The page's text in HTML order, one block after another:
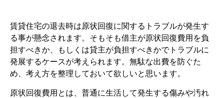
賃貸住宅の退去時は原状回復に関するトラブルが発生す
る事が懸念されます。そもそも借主が原状回復費用を負
担すべきか、もしくは貸主が負担すべきかでトラブルに
発展するケースが考えられます。無駄な出費を防ぐた
め、考え方を整理しておいて欲しいと思います。
原状回復費用とは、普通に生活して発生する傷みや汚れ